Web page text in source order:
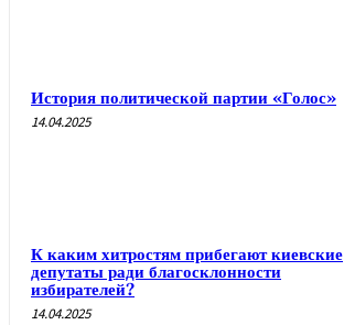
История политической партии «Голос»
14.04.2025
К каким хитростям прибегают киевские
депутаты ради благосклонности
избирателей?
14.04.2025